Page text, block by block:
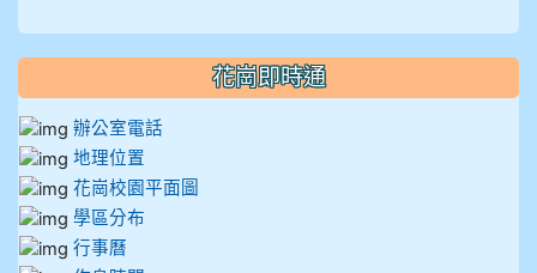
花崗即時通
辦公室電話
地理位置
花崗校園平面圖
學區分布
行事曆